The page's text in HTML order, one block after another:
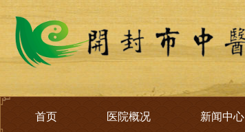
首页 医院概况 新闻中心